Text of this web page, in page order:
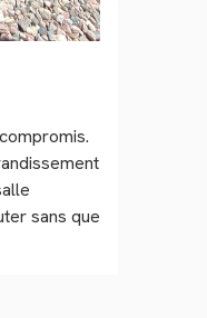
sans que